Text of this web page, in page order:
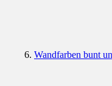
Wandfarben bunt